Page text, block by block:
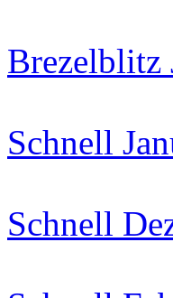
Brezelblitz
Schnell
Schnell